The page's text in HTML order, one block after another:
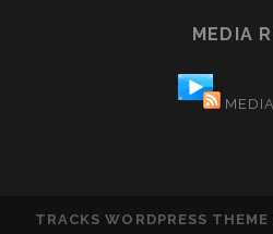
MEDIA
TRACKS WORDPRESS THEME